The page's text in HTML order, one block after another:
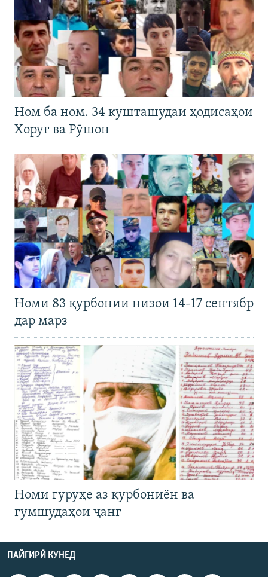
Ном ба ном. 34 кушташудаи ҳодисаҳои
Хоруғ ва Рӯшон
Номи 83 қурбонии низои 14-17 сентябр
дар марз
Номи гуруҳе аз қурбониён ва
гумшудаҳои ҷанг
ПАЙГИРӢ КУНЕД